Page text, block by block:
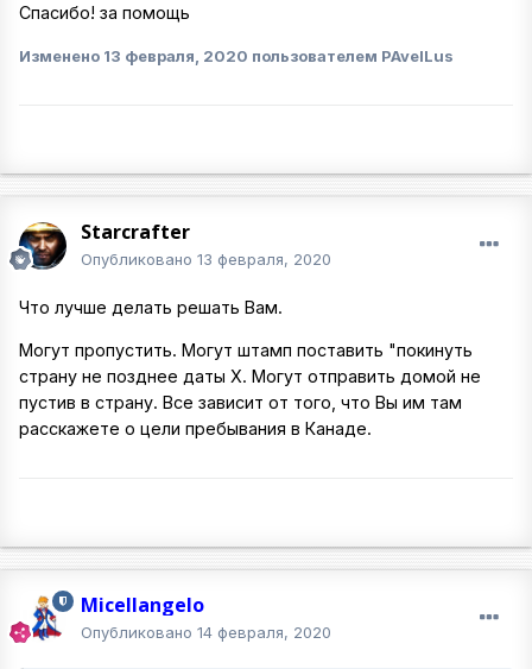
Спасибо! за помощь
Изменено 13 февраля, 2020 пользователем PAvelLus
Starcrafter
Опубликовано 13 февраля, 2020
Что лучше делать решать Вам.
Могут пропустить. Могут штамп поставить "покинуть
страну не позднее даты Х. Могут отправить домой не
пустив в страну. Все зависит от того, что Вы им там
расскажете о цели пребывания в Канаде.
Micellangelo
Опубликовано 14 февраля, 2020